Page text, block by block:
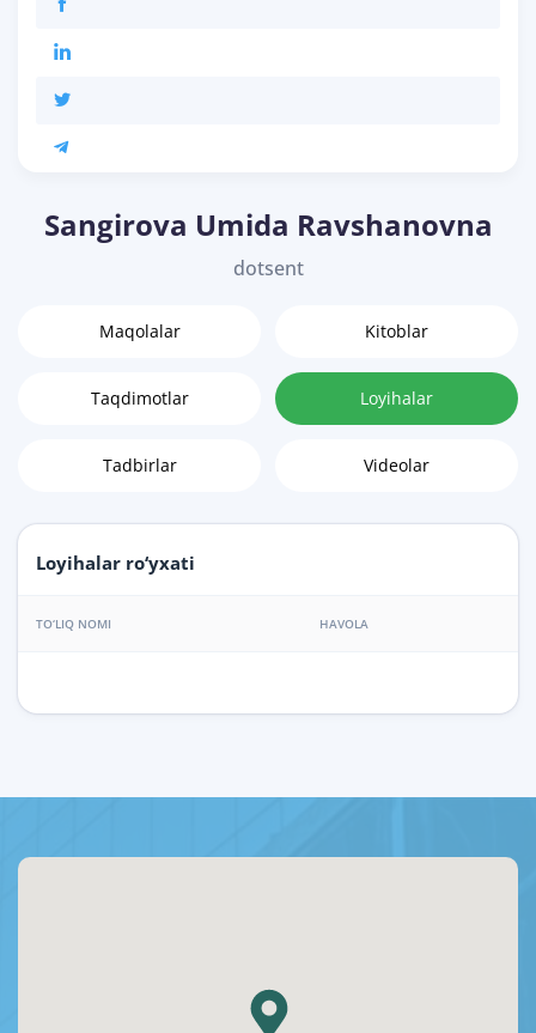
Sangirova Umida Ravshanovna
dotsent
Maqolalar Kitoblar
Taqdimotlar Loyihalar
Tadbirlar Videolar
Loyihalar ro‘yxati
TO‘LIQ NOMI HAVOLA